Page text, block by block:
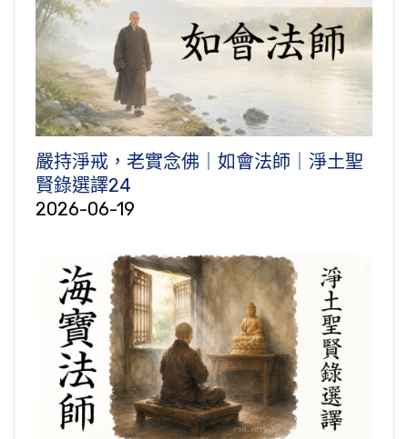
嚴持淨戒，老實念佛｜如會法師｜淨土聖
賢錄選譯24
2026-06-19